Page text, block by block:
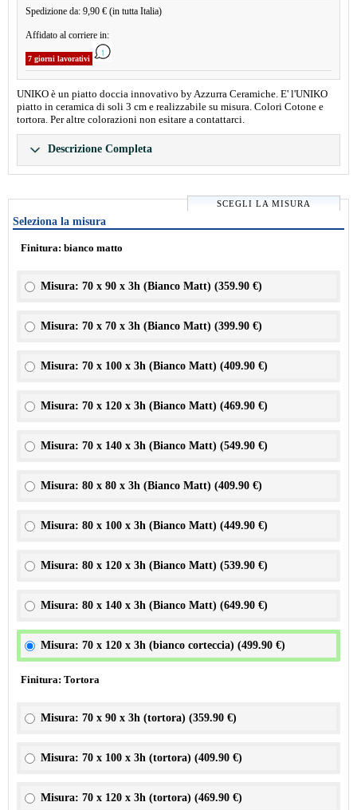
Spedizione da: 9,90 € (in tutta Italia)
Affidato al corriere in:
7 giorni lavorativi
UNIKO è un piatto doccia innovativo by Azzurra Ceramiche. E' l'UNIKO
piatto in ceramica di soli 3 cm e realizzabile su misura. Colori Cotone e
tortora. Per altre colorazioni non esitare a contattarci.
Descrizione Completa
SCEGLI LA MISURA
Seleziona la misura
Finitura: bianco matto
Misura: 70 x 90 x 3h (Bianco Matt) (359.90 €)
Misura: 70 x 70 x 3h (Bianco Matt) (399.90 €)
Misura: 70 x 100 x 3h (Bianco Matt) (409.90 €)
Misura: 70 x 120 x 3h (Bianco Matt) (469.90 €)
Misura: 70 x 140 x 3h (Bianco Matt) (549.90 €)
Misura: 80 x 80 x 3h (Bianco Matt) (409.90 €)
Misura: 80 x 100 x 3h (Bianco Matt) (449.90 €)
Misura: 80 x 120 x 3h (Bianco Matt) (539.90 €)
Misura: 80 x 140 x 3h (Bianco Matt) (649.90 €)
Misura: 70 x 120 x 3h (bianco corteccia) (499.90 €)
Finitura: Tortora
Misura: 70 x 90 x 3h (tortora) (359.90 €)
Misura: 70 x 100 x 3h (tortora) (409.90 €)
Misura: 70 x 120 x 3h (tortora) (469.90 €)